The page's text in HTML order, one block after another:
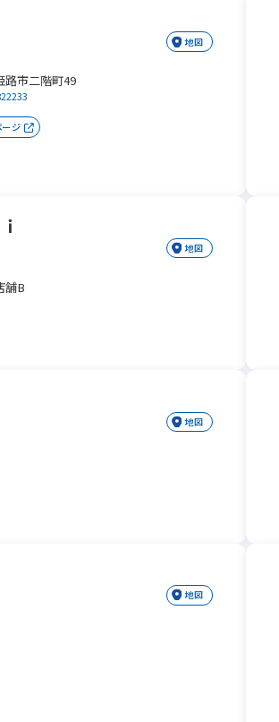
地図
路市二階町49
ジ
地図
舗B
地図
地図